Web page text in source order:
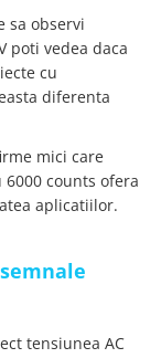
sa observi
poti vedea daca
cu
diferenta
mici care
counts ofera
aplicatiilor.
tensiunea AC